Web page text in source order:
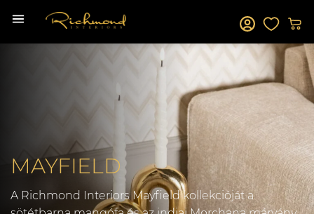
MAYFIELD
A Richmond Interiors Mayfield kollekcióját a